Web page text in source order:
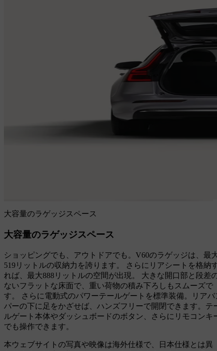
大容量のラゲッジスペース
大容量のラゲッジスペース
ショッピングでも、アウトドアでも。V60のラゲッジは、最
519リットルの収納力を誇ります。 さらにリアシートを格納
れば、最大888リットルの空間が出現。 大きな開口部と段差
ないフラットな床面で、重い荷物の積み下ろしもスムーズで
す。 さらに電動式のパワーテールゲートを標準装備。リアバ
パーの下に足をかざせば、ハンズフリーで開閉できます。テ
ルゲート本体やダッシュボードのボタン、さらにリモコンキ
でも操作できます。
本ウェブサイトの写真や映像は海外仕様で、日本仕様とは異